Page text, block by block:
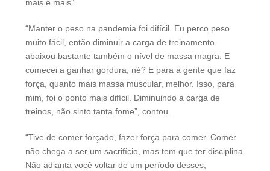
mais e mais”.
“Manter o peso na pandemia foi difícil. Eu perco peso
muito fácil, então diminuir a carga de treinamento
abaixou bastante também o nível de massa magra. E
comecei a ganhar gordura, né? E para a gente que faz
força, quanto mais massa muscular, melhor. Isso, para
mim, foi o ponto mais difícil. Diminuindo a carga de
treinos, não sinto tanta fome”, contou.
“Tive de comer forçado, fazer força para comer. Comer
não chega a ser um sacrifício, mas tem que ter disciplina.
Não adianta você voltar de um período desses,